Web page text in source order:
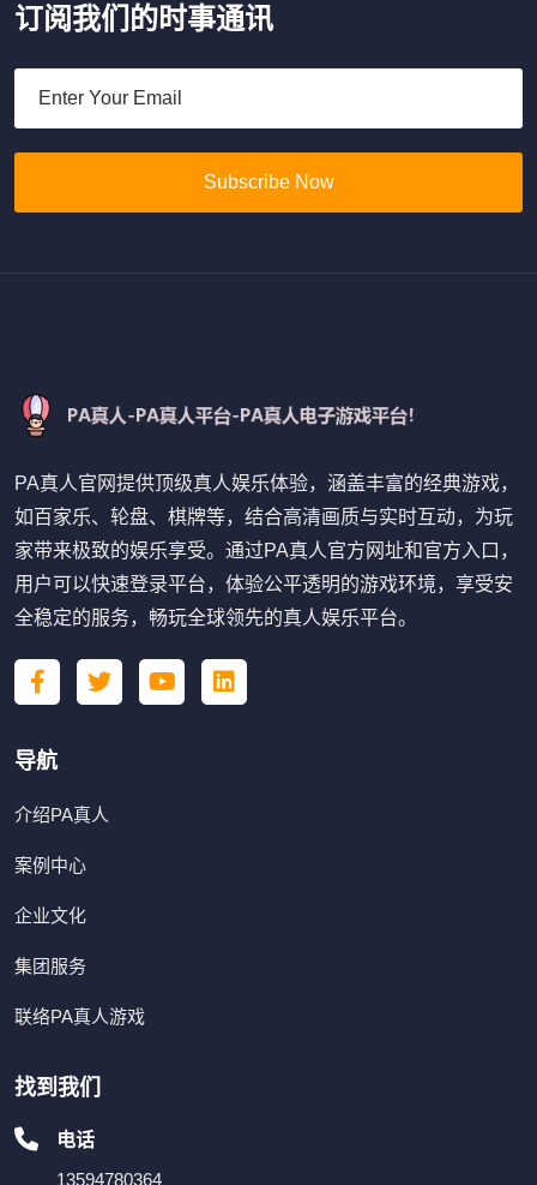
订阅我们的时事通讯
Subscribe Now
PA真人官网提供顶级真人娱乐体验，涵盖丰富的经典游戏，
如百家乐、轮盘、棋牌等，结合高清画质与实时互动，为玩
家带来极致的娱乐享受。通过PA真人官方网址和官方入口，
用户可以快速登录平台，体验公平透明的游戏环境，享受安
全稳定的服务，畅玩全球领先的真人娱乐平台。
导航
介绍PA真人
案例中心
企业文化
集团服务
联络PA真人游戏
找到我们
电话
13594780364